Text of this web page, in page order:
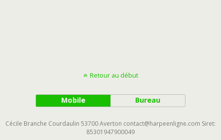
Retour au début
Mobile Bureau
Cécile Branche Courdaulin 53700 Averton contact@harpeenligne.com Siret:
85301947900049